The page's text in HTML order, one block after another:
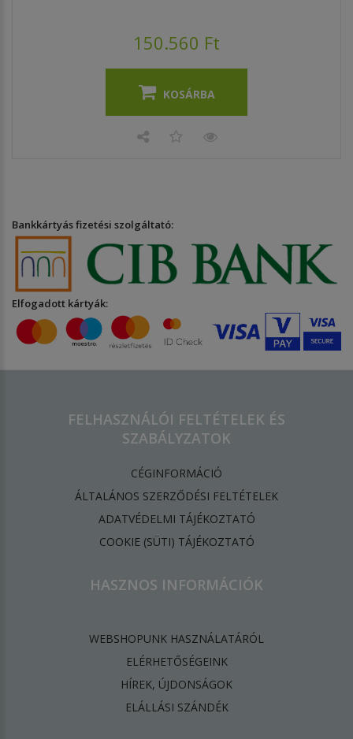
150.560 Ft
KOSÁRBA
Bankkártyás fizetési szolgáltató:
Elfogadott kártyák:
FELHASZNÁLÓI FELTÉTELEK ÉS
SZABÁLYZATOK
CÉGINFORMÁCIÓ
ÁLTALÁNOS SZERZŐDÉSI FELTÉTELEK
ADATVÉDELMI TÁJÉKOZTATÓ
​COOKIE (SÜTI) TÁJÉKOZTATÓ
HASZNOS INFORMÁCIÓK
WEBSHOPUNK HASZNÁLATÁRÓL
ELÉRHETŐSÉGEINK
HÍREK, ÚJDONSÁGOK
ELÁLLÁSI SZÁNDÉK